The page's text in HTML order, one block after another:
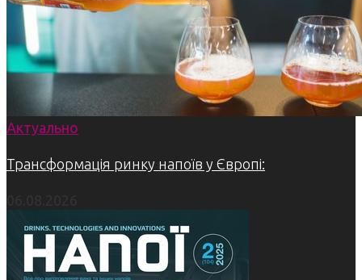
Актуально
Трансформація ринку напоїв у Європі: